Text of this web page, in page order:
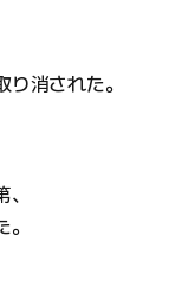
消された。